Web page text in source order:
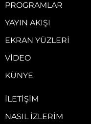
PROGRAMLAR
YAYIN AKIŞI
EKRAN YÜZLERI
VIDEO
KÜNYE
İLETIŞIM
NASIL İZLERIM